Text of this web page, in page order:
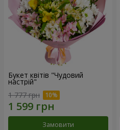
Букет квітів "Чудовий
настрій"
1 777 грн
Замовити